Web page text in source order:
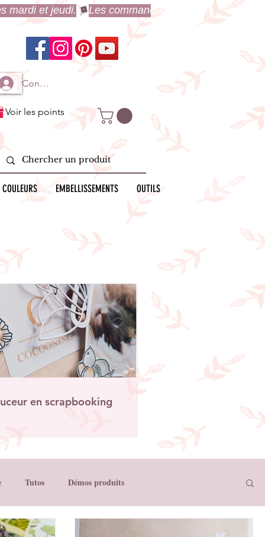
Connexion à mon compte
Voir les points
EMBELLISSEMENTS OUTILS
en scrapbooking
Tutos Démos produits
Créations Papernova Design